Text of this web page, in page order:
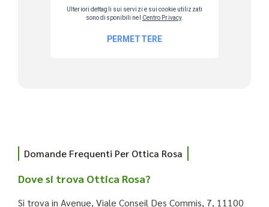
Domande Frequenti Per Ottica Rosa
Dove si trova Ottica Rosa?
Si trova in Avenue, Viale Conseil Des Commis, 7, 11100